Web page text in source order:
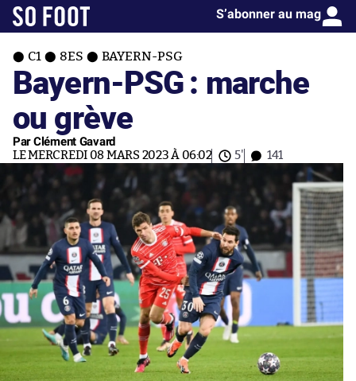
S’abonner au mag
C1 8ES BAYERN-PSG
Bayern-PSG : marche
ou grève
Par Clément Gavard
LE MERCREDI 08 MARS 2023 À 06:02 5' 141